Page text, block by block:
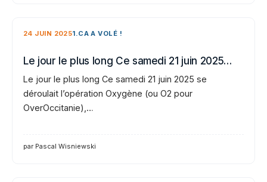
24 JUIN 20251.CA A VOLÉ !
Le jour le plus long Ce samedi 21 juin 2025…
Le jour le plus long Ce samedi 21 juin 2025 se
déroulait l’opération Oxygène (ou O2 pour
OverOccitanie),…
par Pascal Wisniewski